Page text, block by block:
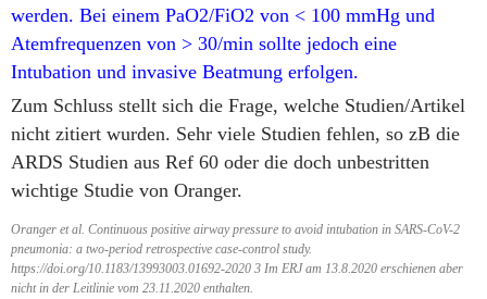
werden. Bei einem PaO2/FiO2 von < 100 mmHg und
Atemfrequenzen von > 30/min sollte jedoch eine
Intubation und invasive Beatmung erfolgen.
Zum Schluss stellt sich die Frage, welche Studien/Artikel
nicht zitiert wurden. Sehr viele Studien fehlen, so zB die
ARDS Studien aus Ref 60 oder die doch unbestritten
wichtige Studie von Oranger.
Oranger et al. Continuous positive airway pressure to avoid intubation in SARS-CoV-2
pneumonia: a two-period retrospective case-control study.
https://doi.org/10.1183/13993003.01692-2020 3 Im ERJ am 13.8.2020 erschienen aber
nicht in der Leitlinie vom 23.11.2020 enthalten.